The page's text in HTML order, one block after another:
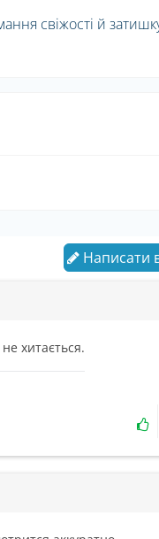
свіжості й
Написати
хитається.